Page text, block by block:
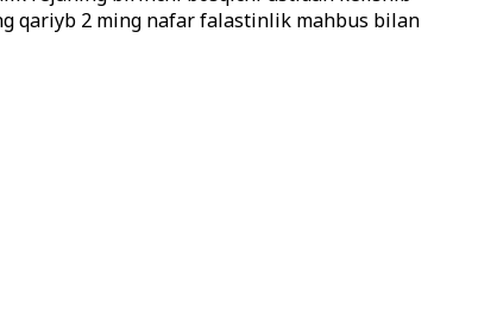
qariyb 2 ming nafar falastinlik mahbus bilan